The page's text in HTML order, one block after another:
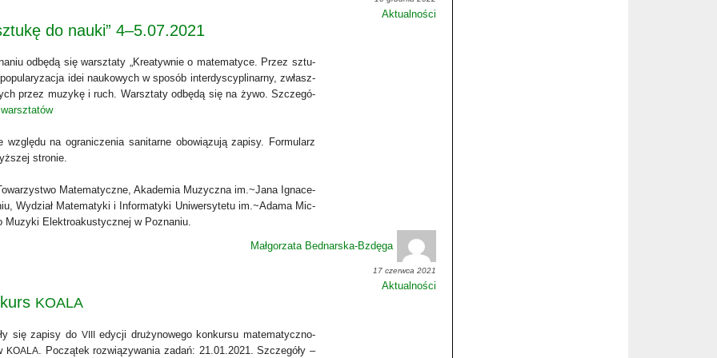
Aktualności
do nauki” 4–5.07.2021
odbę­dą się warsz­ta­ty „Kre­atyw­nie o mate­ma­ty­ce. Przez sztu­
idei nauko­wych w spo­sób inter­dy­scy­pli­nar­ny, zwłasz­
przez muzy­kę i ruch. Warsz­ta­ty odbę­dą się na żywo. Szcze­gó­
wzglę­du na ogra­ni­cze­nia sani­tar­ne obo­wią­zu­ją zapi­sy. For­mu­larz
stro­nie.
Mate­ma­tycz­ne, Aka­de­mia Muzycz­na im.~Jana Igna­ce­
Wydział Mate­ma­ty­ki i Infor­ma­ty­ki Uni­wer­sy­te­tu im.~Adama Mic­
Muzy­ki Elek­tro­aku­stycz­nej w Pozna­niu.
Małgorzata Bednarska-Bzdęga
17 czerwca 2021
Aktualności
KOALA
się zapi­sy do VIII edy­cji dru­ży­no­we­go kon­kur­su mate­ma­tycz­no-
KOALA. Począ­tek roz­wią­zy­wa­nia zadań: 21.01.2021. Szcze­gó­ły –